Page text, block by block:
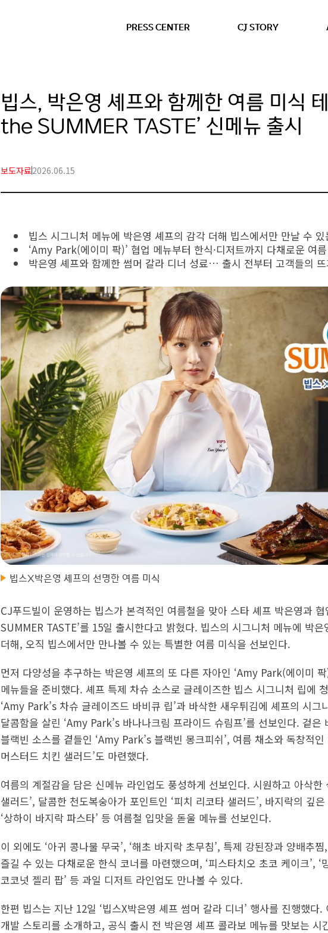
PRESS CENTER CJ STORY
빕스, 박은영 셰프와 함께한 여름 미식
the SUMMER TASTE’ 신메뉴 출시
보도자료2026.06.15
빕스 시그니처 메뉴에 박은영 셰프의 감각 더해 빕스에서만 만날 수 있
‘Amy Park(에이미 팍)’ 협업 메뉴부터 한식·디저트까지 다채로운 여
박은영 셰프와 함께한 썸머 갈라 디너 성료… 출시 전부터 고객들의
빕스X박은영 셰프의 선명한 여름 미식
CJ푸드빌이 운영하는 빕스가 본격적인 여름철을 맞아 스타 셰프 박은영과
SUMMER TASTE’를 15일 출시한다고 밝혔다. 빕스의 시그니처 메뉴에 박
더해, 오직 빕스에서만 만나볼 수 있는 특별한 여름 미식을 선보인다.
먼저 다양성을 추구하는 박은영 셰프의 또 다른 자아인 ‘Amy Park(에이미
메뉴들을 준비했다. 셰프 특제 차슈 소스로 글레이즈한 빕스 시그니처 립에
‘Amy Park’s 차슈 글레이즈드 바비큐 립’과 바삭한 새우튀김에 셰프의 시
달콤함을 살린 ‘Amy Park’s 바나나크림 프라이드 슈림프’를 선보인다. 겉
블랙빈 소스를 곁들인 ‘Amy Park’s 블랙빈 몽크피쉬’, 여름 채소와 독창적
머스터드 치킨 샐러드’도 마련했다.
여름의 계절감을 담은 신메뉴 라인업도 풍성하게 선보인다. 시원하고 아삭한
샐러드’, 달콤한 천도복숭아가 포인트인 ‘피치 리코타 샐러드’, 바지락의 깊
‘상하이 바지락 파스타’ 등 여름철 입맛을 돋울 메뉴를 선보인다.
이 외에도 ‘아귀 콩나물 무국’, ‘해초 바지락 초무침’, 특제 강된장과 양배추
즐길 수 있는 다채로운 한식 코너를 마련했으며, ‘피스타치오 초코 케이크’, ‘
코코넛 젤리 팝’ 등 과일 디저트 라인업도 만나볼 수 있다.
한편 빕스는 지난 12일 ‘빕스X박은영 셰프 썸머 갈라 디너’ 행사를 진행했
개발 스토리를 소개하고, 공식 출시 전 박은영 셰프 콜라보 메뉴를 맛보는